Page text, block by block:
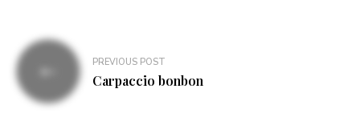
Bericht
navigatie
PREVIOUS POST
Carpaccio bonbon